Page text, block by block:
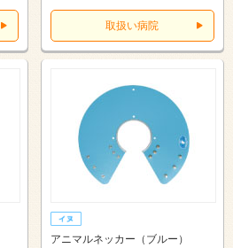
取扱い病院
アニマルネッカー（ブルー）